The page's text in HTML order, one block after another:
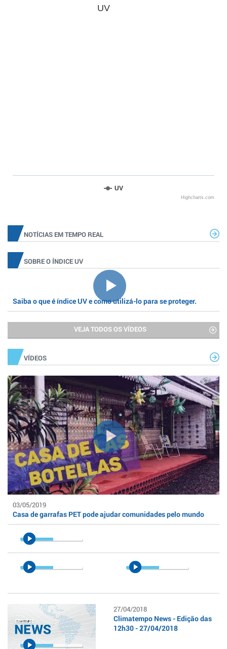
UV
UV
Highcharts.com
NOTÍCIAS EM TEMPO REAL
SOBRE O ÍNDICE UV
Saiba o que é índice UV e como utilizá-lo para se proteger.
VEJA TODOS OS VÍDEOS
VÍDEOS
03/05/2019
Casa de garrafas PET pode ajudar comunidades pelo mundo
27/04/2018
Climatempo News - Edição das
12h30 - 27/04/2018